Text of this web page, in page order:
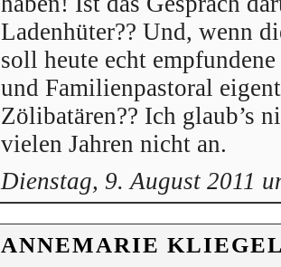
Ladenhüter?? Und, wenn
soll heute echt
und Familienpastoral
Zölibatären?? Ich glaub’s
vielen Jahren nicht an.
Dienstag, 9. August 2011
ANNEMARIE